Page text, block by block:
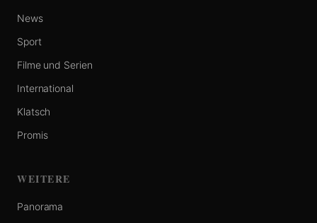
News
Sport
Filme und Serien
International
Klatsch
Promis
WEITERE
Panorama